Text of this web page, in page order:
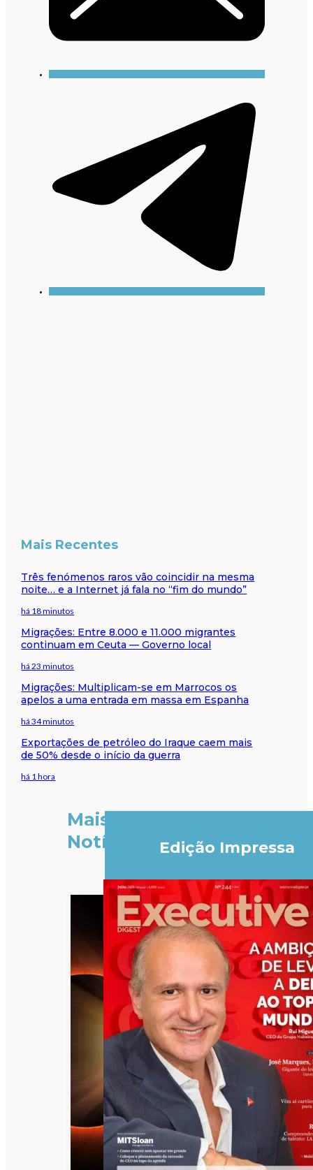
Mais Recentes
Três fenómenos raros vão coincidir na mesma
noite… e a Internet já fala no “fim do mundo”
há 18 minutos
Migrações: Entre 8.000 e 11.000 migrantes
continuam em Ceuta — Governo local
há 23 minutos
Migrações: Multiplicam-se em Marrocos os
apelos a uma entrada em massa em Espanha
há 34 minutos
Exportações de petróleo do Iraque caem mais
de 50% desde o início da guerra
há 1 hora
Mais
Notícias
Edição Impressa